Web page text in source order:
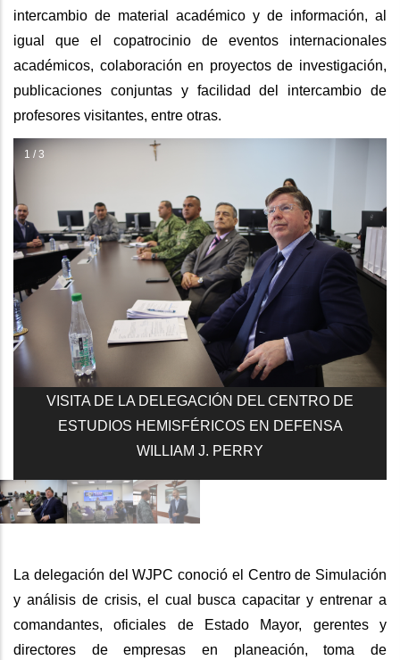
intercambio de material académico y de información, al
igual que el copatrocinio de eventos internacionales
académicos, colaboración en proyectos de investigación,
publicaciones conjuntas y facilidad del intercambio de
profesores visitantes, entre otras.
1 / 3
VISITA DE LA DELEGACIÓN DEL CENTRO DE
ESTUDIOS HEMISFÉRICOS EN DEFENSA
WILLIAM J. PERRY
La delegación del WJPC conoció el Centro de Simulación
y análisis de crisis, el cual busca capacitar y entrenar a
comandantes, oficiales de Estado Mayor, gerentes y
directores de empresas en planeación, toma de